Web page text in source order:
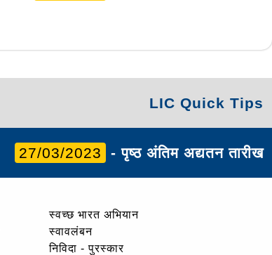
LIC Quick Tips
27/03/2023 - पृष्ठ अंतिम अद्यतन तारीख
स्वच्छ भारत अभियान
स्वावलंबन
निविदा - पुरस्कार